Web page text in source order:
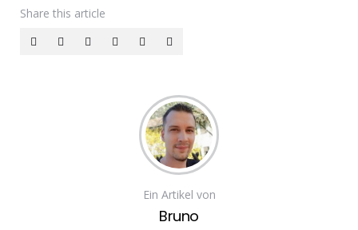
Share this article
Ein Artikel von
Bruno